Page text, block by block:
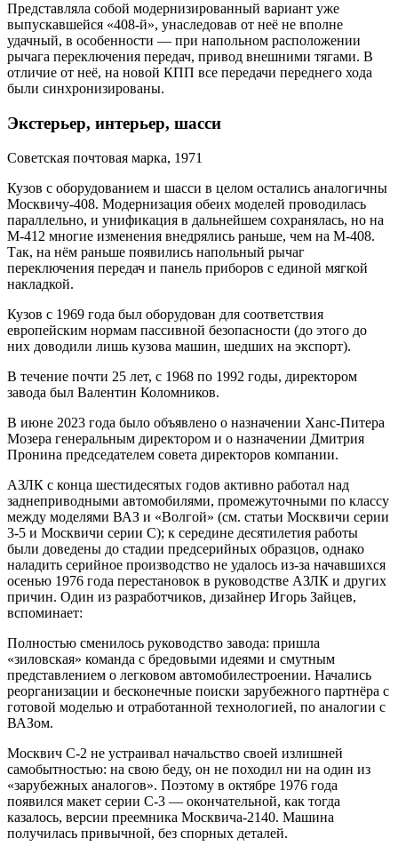
Представляла собой модернизированный вариант уже
выпускавшейся «408-й», унаследовав от неё не вполне
удачный, в особенности — при напольном расположении
рычага переключения передач, привод внешними тягами. В
отличие от неё, на новой КПП все передачи переднего хода
были синхронизированы.
Экстерьер, интерьер, шасси
Советская почтовая марка, 1971
Кузов с оборудованием и шасси в целом остались аналогичны
Москвичу-408. Модернизация обеих моделей проводилась
параллельно, и унификация в дальнейшем сохранялась, но на
М-412 многие изменения внедрялись раньше, чем на М-408.
Так, на нём раньше появились напольный рычаг
переключения передач и панель приборов с единой мягкой
накладкой.
Кузов с 1969 года был оборудован для соответствия
европейским нормам пассивной безопасности (до этого до
них доводили лишь кузова машин, шедших на экспорт).
В течение почти 25 лет, с 1968 по 1992 годы, директором
завода был Валентин Коломников.
В июне 2023 года было объявлено о назначении Ханс-Питера
Мозера генеральным директором и о назначении Дмитрия
Пронина председателем совета директоров компании.
АЗЛК с конца шестидесятых годов активно работал над
заднеприводными автомобилями, промежуточными по классу
между моделями ВАЗ и «Волгой» (см. статьи Москвичи серии
3-5 и Москвичи серии С); к середине десятилетия работы
были доведены до стадии предсерийных образцов, однако
наладить серийное производство не удалось из-за начавшихся
осенью 1976 года перестановок в руководстве АЗЛК и других
причин. Один из разработчиков, дизайнер Игорь Зайцев,
вспоминает:
Полностью сменилось руководство завода: пришла
«зиловская» команда с бредовыми идеями и смутным
представлением о легковом автомобилестроении. Начались
реорганизации и бесконечные поиски зарубежного партнёра с
готовой моделью и отработанной технологией, по аналогии с
ВАЗом.
Москвич С-2 не устраивал начальство своей излишней
самобытностью: на свою беду, он не походил ни на один из
«зарубежных аналогов». Поэтому в октябре 1976 года
появился макет серии С-3 — окончательной, как тогда
казалось, версии преемника Москвича-2140. Машина
получилась привычной, без спорных деталей.